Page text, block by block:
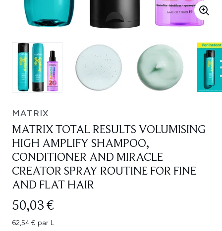
MATRIX
MATRIX TOTAL RESULTS VOLUMISING
HIGH AMPLIFY SHAMPOO,
CONDITIONER AND MIRACLE
CREATOR SPRAY ROUTINE FOR FINE
AND FLAT HAIR
50,03 €
62,54 € par L